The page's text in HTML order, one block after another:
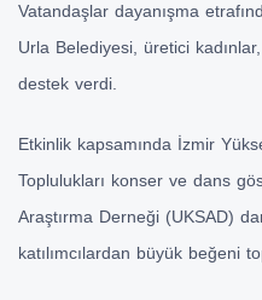
Vatandaşlar dayanışma
Urla Belediyesi, üretici
destek verdi.
Etkinlik kapsamında İzmir
Toplulukları konser ve dans
Araştırma Derneği (UKSAD)
katılımcılardan büyük beğeni